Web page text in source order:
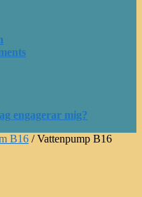
engagerar mig?
B16 / Vattenpump B16